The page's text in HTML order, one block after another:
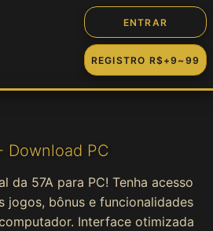
ENTRAR
REGISTRO R$+9~99
Cassino
Download PC
da 57A para PC! Tenha acesso
jogos, bônus e funcionalidades
Interface otimizada